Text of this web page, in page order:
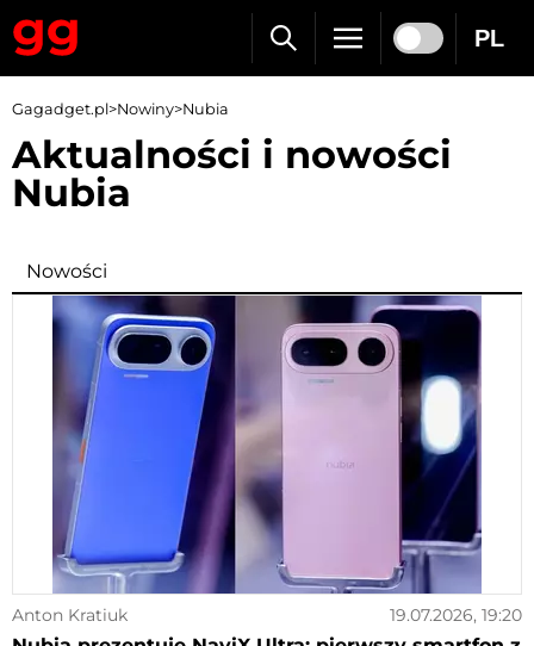
PL
Gagadget.pl>Nowiny>Nubia
Aktualności i nowości
Nubia
Nowości
Anton Kratiuk 19.07.2026, 19:20